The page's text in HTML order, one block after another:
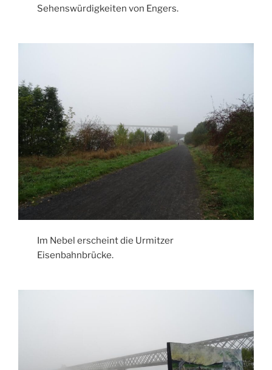
Sehenswürdigkeiten von Engers.
Im Nebel erscheint die Urmitzer
Eisenbahnbrücke.